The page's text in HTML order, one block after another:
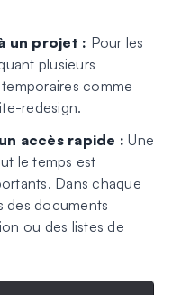
un projet : Pour les
plusieurs
comme
redesign.
accès rapide : Une
le temps est
Dans chaque
des documents
ou des listes de